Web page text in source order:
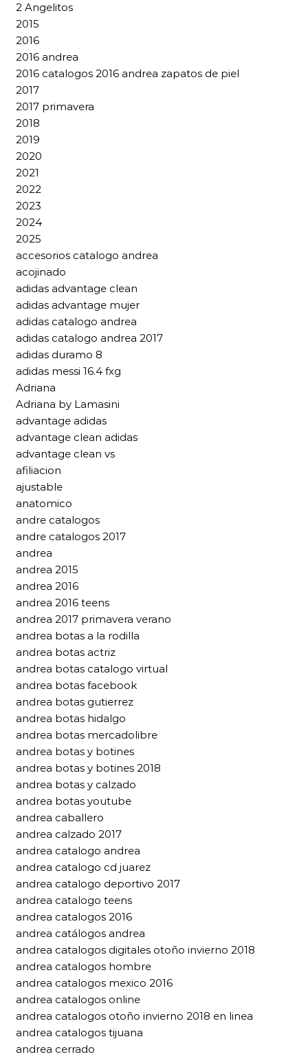
2 Angelitos
2015
2016
2016 andrea
2016 catalogos 2016 andrea zapatos de piel
2017
2017 primavera
2018
2019
2020
2021
2022
2023
2024
2025
accesorios catalogo andrea
acojinado
adidas advantage clean
adidas advantage mujer
adidas catalogo andrea
adidas catalogo andrea 2017
adidas duramo 8
adidas messi 16.4 fxg
Adriana
Adriana by Lamasini
advantage adidas
advantage clean adidas
advantage clean vs
afiliacion
ajustable
anatomico
andre catalogos
andre catalogos 2017
andrea
andrea 2015
andrea 2016
andrea 2016 teens
andrea 2017 primavera verano
andrea botas a la rodilla
andrea botas actriz
andrea botas catalogo virtual
andrea botas facebook
andrea botas gutierrez
andrea botas hidalgo
andrea botas mercadolibre
andrea botas y botines
andrea botas y botines 2018
andrea botas y calzado
andrea botas youtube
andrea caballero
andrea calzado 2017
andrea catalogo andrea
andrea catalogo cd juarez
andrea catalogo deportivo 2017
andrea catalogo teens
andrea catalogos 2016
andrea catálogos andrea
andrea catalogos digitales otoño invierno 2018
andrea catalogos hombre
andrea catalogos mexico 2016
andrea catalogos online
andrea catalogos otoño invierno 2018 en linea
andrea catalogos tijuana
andrea cerrado